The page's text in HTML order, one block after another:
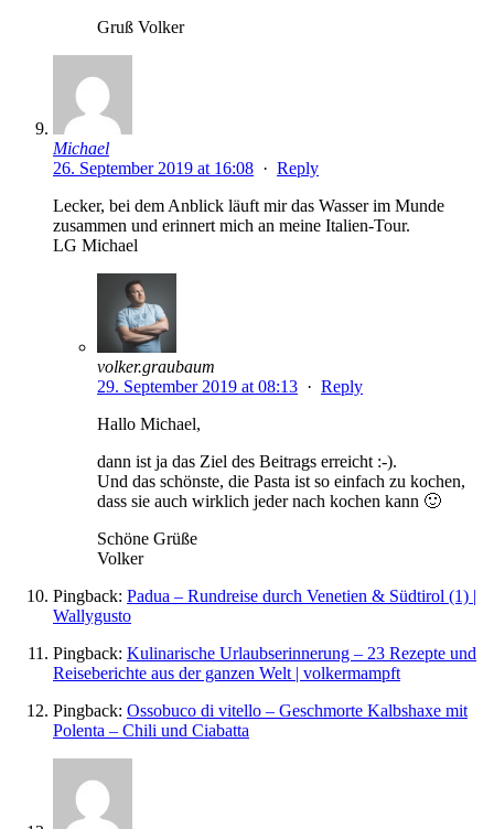
Gruß Volker
Michael
26. September 2019 at 16:08 · Reply
Lecker, bei dem Anblick läuft mir das Wasser im Munde
zusammen und erinnert mich an meine Italien-Tour.
LG Michael
volker.graubaum
29. September 2019 at 08:13 · Reply
Hallo Michael,
dann ist ja das Ziel des Beitrags erreicht :-).
Und das schönste, die Pasta ist so einfach zu kochen,
dass sie auch wirklich jeder nach kochen kann 🙂
Schöne Grüße
Volker
Pingback: Padua – Rundreise durch Venetien & Südtirol (1) |
Wallygusto
Pingback: Kulinarische Urlaubserinnerung – 23 Rezepte und
Reiseberichte aus der ganzen Welt | volkermampft
Pingback: Ossobuco di vitello – Geschmorte Kalbshaxe mit
Polenta – Chili und Ciabatta